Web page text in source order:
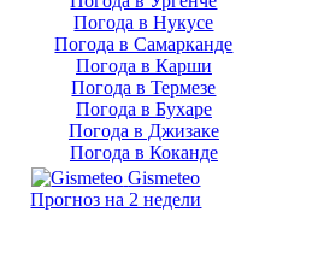
Погода в Нукусе
Погода в Самарканде
Погода в Карши
Погода в Термезе
Погода в Бухаре
Погода в Джизаке
Погода в Коканде
Gismeteo
Прогноз на 2 недели